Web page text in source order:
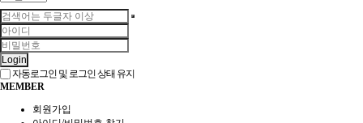
Login
자동로그인 및 로그인 상태 유지
MEMBER
회원가입